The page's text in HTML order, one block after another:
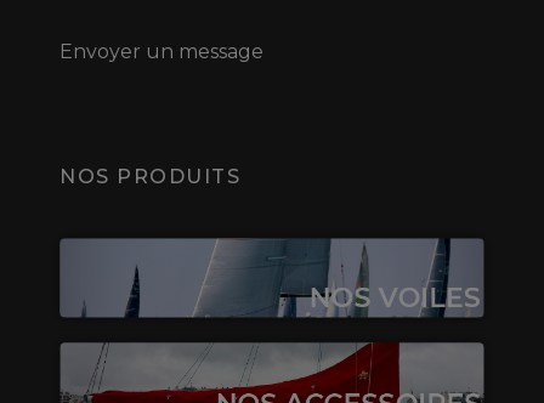
Envoyer un message
NOS PRODUITS